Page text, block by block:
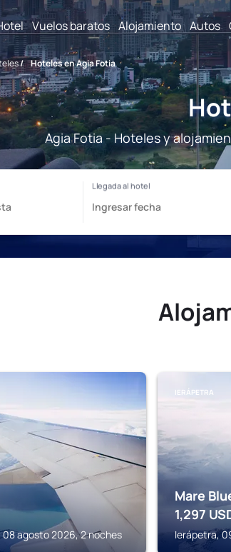
Vuelos baratos Alojamiento Autos
/ Hoteles en Agia Fotia
Agia Fotia - Hoteles y
agosto 2026, 2 noches
IERÁPETRA
Mare
1,297
Ierápetra,